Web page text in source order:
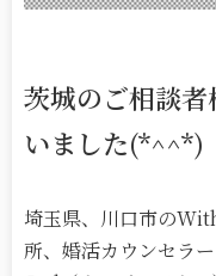
茨城のご相談
いました(*^^*)
埼玉県、川口市の
所、婚活カウンセラ